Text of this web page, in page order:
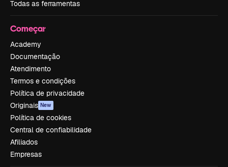
Todas as ferramentas
Começar
Academy
Documentação
Atendimento
Termos e condições
Política de privacidade
Originais New
Política de cookies
Central de confiabilidade
Afiliados
Empresas